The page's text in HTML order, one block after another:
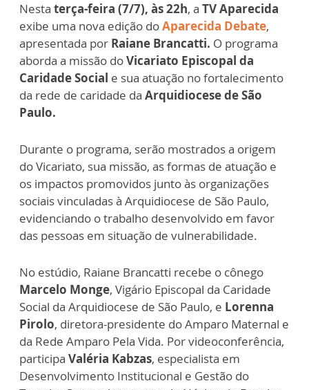
Nesta terça-feira (7/7), às 22h, a TV Aparecida
exibe uma nova edição doAparecida Debate,
apresentada por Raiane Brancatti. O programa
aborda a missão doVicariato Episcopal da
Caridade Social e sua atuação no fortalecimento
da rede de caridade da Arquidiocese de São
Paulo.
Durante o programa, serão mostrados a origem
do Vicariato, sua missão, as formas de atuação e
os impactos promovidos junto às organizações
sociais vinculadas à Arquidiocese de São Paulo,
evidenciando o trabalho desenvolvido em favor
das pessoas em situação de vulnerabilidade.
No estúdio, Raiane Brancatti recebe o cônego
Marcelo Monge, Vigário Episcopal da Caridade
Social da Arquidiocese de São Paulo, e Lorenna
Pirolo, diretora-presidente do Amparo Maternal e
da Rede Amparo Pela Vida. Por videoconferência,
participa Valéria Kabzas, especialista em
Desenvolvimento Institucional e Gestão do